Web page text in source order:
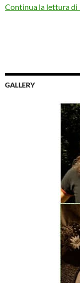
Continua la lettura di
GALLERY